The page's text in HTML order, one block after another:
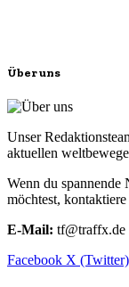
Über uns
Unser
aktuellen
Wenn du spannende
möchtest, kontaktiere
E-Mail: tf@traffx.de
Facebook X (Twitter)